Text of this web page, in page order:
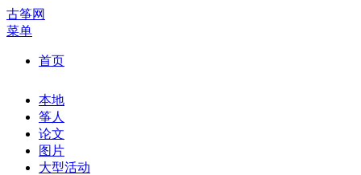
古筝网
菜单
首页
本地
筝人
论文
图片
大型活动